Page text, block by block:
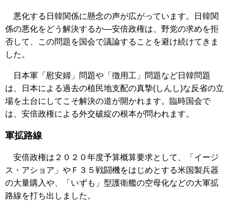
悪化する日韓関係に懸念の声が広がっています。日韓関
係の悪化をどう解決するか―安倍政権は、野党の求めを拒
否して、この問題を国会で議論することを避け続けてきま
した。
日本軍「慰安婦」問題や「徴用工」問題など日韓問題
は、日本による過去の植民地支配の真摯(しんし)な反省の立
場を土台にしてこそ解決の道が開かれます。臨時国会で
は、安倍政権による外交破綻の根本が問われます。
軍拡路線
安倍政権は２０２０年度予算概算要求として、「イージ
ス・アショア」やＦ３５戦闘機をはじめとする米国製兵器
の大量購入や、「いずも」型護衛艦の空母化などの大軍拡
路線を打ち出しました。